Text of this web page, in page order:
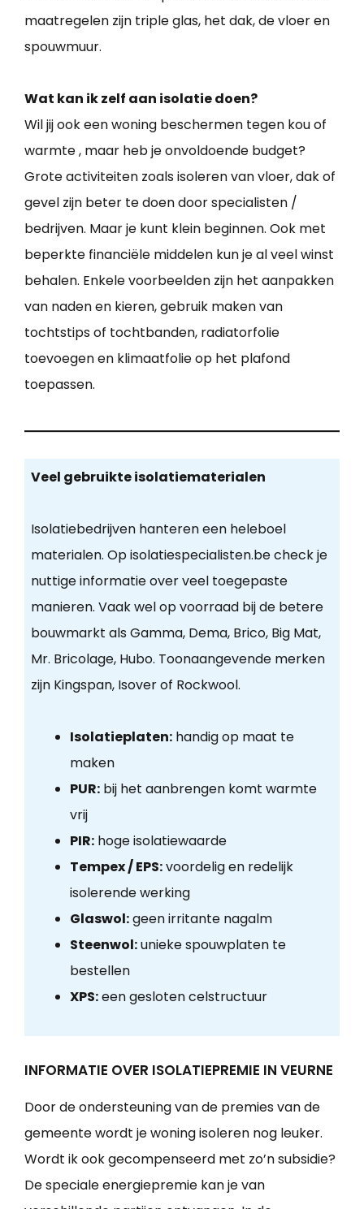
maatregelen zijn triple glas, het dak, de vloer en
spouwmuur.
Wat kan ik zelf aan isolatie doen?
Wil jij ook een woning beschermen tegen kou of
warmte , maar heb je onvoldoende budget?
Grote activiteiten zoals isoleren van vloer, dak of
gevel zijn beter te doen door specialisten /
bedrijven. Maar je kunt klein beginnen. Ook met
beperkte financiële middelen kun je al veel winst
behalen. Enkele voorbeelden zijn het aanpakken
van naden en kieren, gebruik maken van
tochtstips of tochtbanden, radiatorfolie
toevoegen en klimaatfolie op het plafond
toepassen.
Veel gebruikte isolatiematerialen
Isolatiebedrijven hanteren een heleboel
materialen. Op isolatiespecialisten.be check je
nuttige informatie over veel toegepaste
manieren. Vaak wel op voorraad bij de betere
bouwmarkt als Gamma, Dema, Brico, Big Mat,
Mr. Bricolage, Hubo. Toonaangevende merken
zijn Kingspan, Isover of Rockwool.
Isolatieplaten:handig op maat te
maken
PUR:bij het aanbrengen komt warmte
vrij
PIR:hoge isolatiewaarde
Tempex / EPS:voordelig en redelijk
isolerende werking
Glaswol:geen irritante nagalm
Steenwol:unieke spouwplaten te
bestellen
XPS:een gesloten celstructuur
INFORMATIE OVER ISOLATIEPREMIE IN VEURNE
Door de ondersteuning van de premies van de
gemeente wordt je woning isoleren nog leuker.
Wordt ik ook gecompenseerd met zo’n subsidie?
De speciale energiepremie kan je van